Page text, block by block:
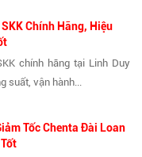
Chính Hãng, Hiệu
chính hãng tại Linh Duy
suất, vận hành...
Tốc Chenta Đài Loan